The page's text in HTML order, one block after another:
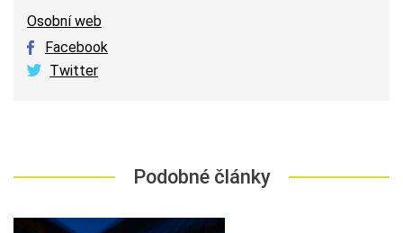
Osobní web
Facebook
Twitter
Podobné články